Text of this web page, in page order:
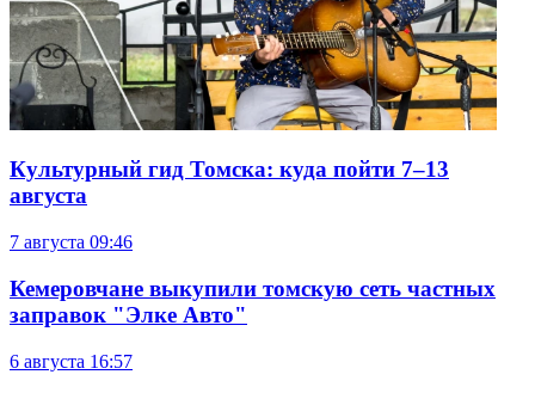
Культурный гид Томска: куда пойти 7–13
августа
7 августа 09:46
Кемеровчане выкупили томскую сеть частных
заправок "Элке Авто"
6 августа 16:57